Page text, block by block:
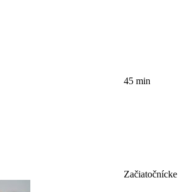
45 min
Začiatočnícke